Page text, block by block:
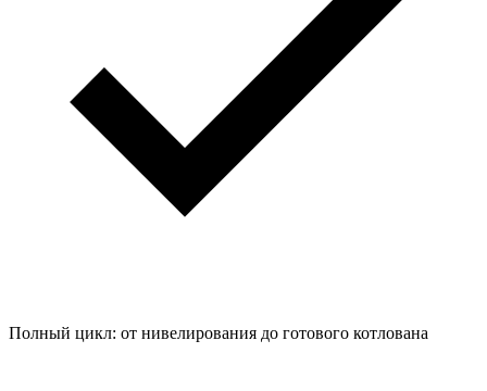
Полный цикл: от нивелирования до готового котлована